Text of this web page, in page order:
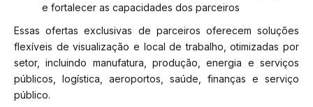
e fortalecer as capacidades dos parceiros
Essas ofertas exclusivas de parceiros oferecem soluções
flexíveis de visualização e local de trabalho, otimizadas por
setor, incluindo manufatura, produção, energia e serviços
públicos, logística, aeroportos, saúde, finanças e serviço
público.